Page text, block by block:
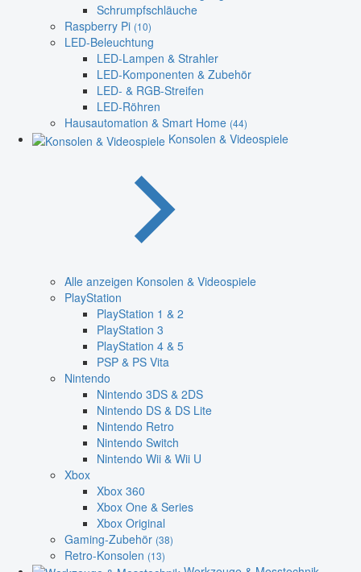
Schrumpfschläuche
Raspberry Pi (10)
LED-Beleuchtung
LED-Lampen & Strahler
LED-Komponenten & Zubehör
LED- & RGB-Streifen
LED-Röhren
Hausautomation & Smart Home (44)
Konsolen & Videospiele
Alle anzeigen Konsolen & Videospiele
PlayStation
PlayStation 1 & 2
PlayStation 3
PlayStation 4 & 5
PSP & PS Vita
Nintendo
Nintendo 3DS & 2DS
Nintendo DS & DS Lite
Nintendo Retro
Nintendo Switch
Nintendo Wii & Wii U
Xbox
Xbox 360
Xbox One & Series
Xbox Original
Gaming-Zubehör (38)
Retro-Konsolen (13)